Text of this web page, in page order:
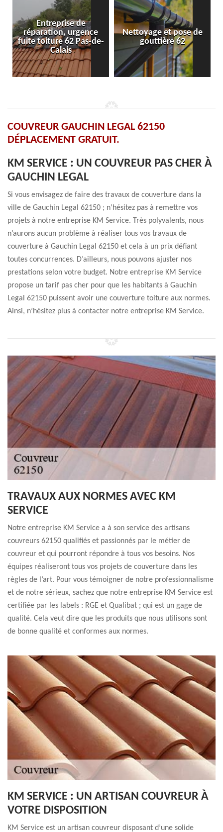
Nettoyage et pose de
gouttière 62
Pose et réparation de
velux 62
COUVREUR GAUCHIN LEGAL 62150
DÉPLACEMENT GRATUIT.
KM SERVICE : UN COUVREUR PAS CHER À
GAUCHIN LEGAL
Si vous envisagez de faire des travaux de couverture dans la
ville de Gauchin Legal 62150 ; n’hésitez pas à remettre vos
projets à notre entreprise KM Service. Très polyvalents, nous
n’aurons aucun problème à réaliser tous vos travaux de
couverture à Gauchin Legal 62150 et cela à un prix défiant
toutes concurrences. D’ailleurs, nous pouvons ajuster nos
prestations selon votre budget. Notre entreprise KM Service
propose un tarif pas cher pour que les habitants à Gauchin
Legal 62150 puissent avoir une couverture toiture aux normes.
Ainsi, n’hésitez plus à contacter notre entreprise KM Service.
TRAVAUX AUX NORMES AVEC KM
SERVICE
Notre entreprise KM Service a à son service des artisans
couvreurs 62150 qualifiés et passionnés par le métier de
couvreur et qui pourront répondre à tous vos besoins. Nos
équipes réaliseront tous vos projets de couverture dans les
règles de l’art. Pour vous témoigner de notre professionnalisme
et de notre sérieux, sachez que notre entreprise KM Service est
certifiée par les labels : RGE et Qualibat ; qui est un gage de
qualité. Cela veut dire que les produits que nous utilisons sont
de bonne qualité et conformes aux normes.
KM SERVICE : UN ARTISAN COUVREUR À
VOTRE DISPOSITION
KM Service est un artisan couvreur disposant d’une solide